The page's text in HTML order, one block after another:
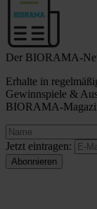
Der BIORAMA-
Erhalte in
Gewinnspiele &
BIORAMA-
Jetzt eintragen: